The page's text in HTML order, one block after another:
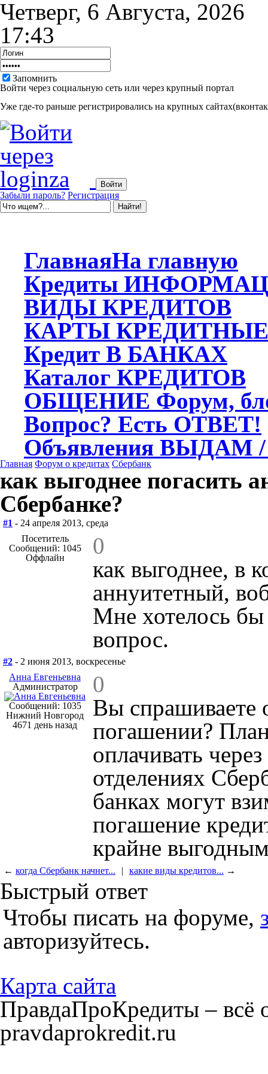
Четверг, 6 Августа, 2026
17:43
Запомнить
Войти через социальную сеть или через крупный портал
Уже где-то раньше регистрировались на крупных
Забыли пароль? Регистрация
ГлавнаяНа главную
Кредиты
ВИДЫ КРЕДИТОВ
КАРТЫ КРЕДИТНЫЕ
Кредит В БАНКАХ
Каталог КРЕДИТОВ
ОБЩЕНИЕ Форум,
Вопрос? Есть ОТВЕТ!
Объявления ВЫДАМ
Главная Форум о кредитах Сбербанк
как выгоднее погасить
Сбербанке?
#1 - 24 апреля 2013, среда
Посетитель
Сообщений: 1045
Оффлайн
0
как выгоднее, в
аннуитетный,
Мне хотелось бы
вопрос.
#2 - 2 июня 2013, воскресенье
Анна Евгеньевна
Администратор
Сообщений: 1035
Нижний Новгород
4671 день назад
0
Вы спрашиваете
погашении?
оплачивать
отделениях
банках могут
погашение
крайне
← когда Сбербанк начнет... | какие виды кредитов... →
Быстрый ответ
Чтобы писать на форуме,
авторизуйтесь.
Карта сайта
ПравдаПроКредиты – всё
pravdaprokredit.ru